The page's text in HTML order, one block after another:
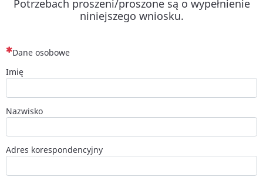
Potrzebach proszeni/proszone są o wypełnienie
niniejszego wniosku.
(To pytanie jest wymagane)
Dane osobowe
Imię
Nazwisko
Adres korespondencyjny